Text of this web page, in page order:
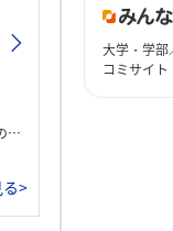
>
大学・学部
コミサイト